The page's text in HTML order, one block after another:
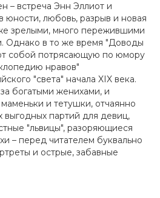
– встреча Энн Эллиот и
юности, любовь, разрыв и новая
зрелыми, много пережившими
Однако в то же время "Доводы
собой потрясающую по юмору
нравов"
"света" начала XIX века.
богатыми женихами, и
и тетушки, отчаянно
выгодных партий для девиц,
"львицы", разоряющиеся
– перед читателем буквально
и острые, забавные